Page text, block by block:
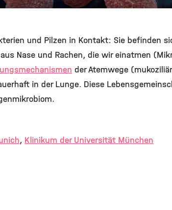
und Pilzen in Kontakt: Sie befinden
Nase und Rachen, die wir einatmen
der Atemwege
in der Lunge. Diese
, Klinikum der Universität München